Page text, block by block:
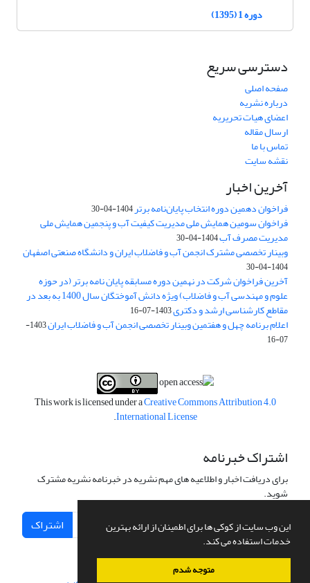
این وب سایت از کوکی ها برای اطمینان از ارائه بهترین
خدمات استفاده می کند.
متوجه شدم
دوره 1 (1395)
دسترسی سریع
صفحه اصلی
درباره نشریه
اعضای هیات تحریریه
ارسال مقاله
تماس با ما
نقشه سایت
آخرین اخبار
فراخوان دهمین دوره انتخاب پایان‌نامه برتر1404-04-30
فراخوان سومین همایش ملی مدیریت کیفیت آب و پنجمین همایش ملی
مدیریت مصرف آب1404-04-30
وبینار تخصصی مشترک انجمن آب و فاضلاب ایران و دانشگاه صنعتی اصفهان
1404-04-30
آخرین فراخوان شرکت در نهمین دوره مسابقه پایان نامه برتر (در حوزه
علوم و مهندسی آب و فاضلاب) ویژه دانش آموختگان سال 1400 به بعد در
مقاطع کارشناسی ارشد و دکتری1403-07-16
اعلام برنامه چهل و هفتمین وبینار تخصصی انجمن آب و فاضلاب ایران
1403-
07-16
This work is licensed under aCreative Commons Attribution 4.0
International License
.
اشتراک خبرنامه
برای دریافت اخبار و اطلاعیه های مهم نشریه در خبرنامه نشریه مشترک
شوید.
اشتراک